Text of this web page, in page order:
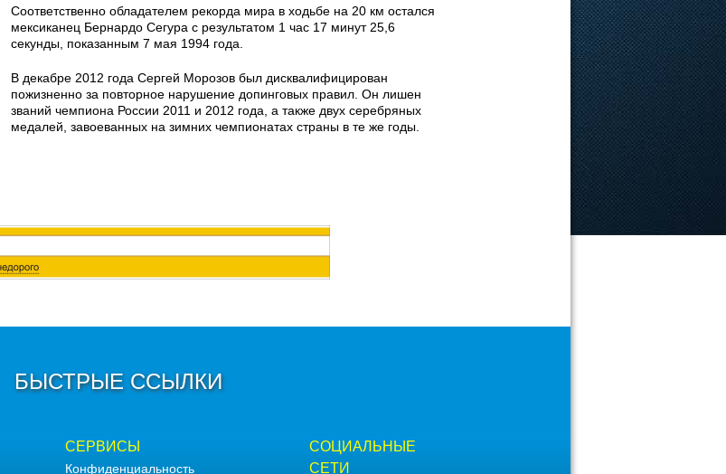
Соответственно обладателем рекорда мира в ходьбе на 20 км остался
мексиканец Бернардо Сегура с результатом 1 час 17 минут 25,6
секунды, показанным 7 мая 1994 года.
В декабре 2012 года Сергей Морозов был дисквалифицирован
пожизненно за повторное нарушение допинговых правил. Он лишен
званий чемпиона России 2011 и 2012 года, а также двух серебряных
медалей, завоеванных на зимних чемпионатах страны в те же годы.
БЫСТРЫЕ ССЫЛКИ
СЕРВИСЫ
Конфиденциальность
СОЦИАЛЬНЫЕ
СЕТИ